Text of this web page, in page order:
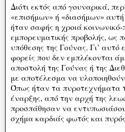
Διότι εκτός από γουναρικά,
«επισήμων» ή «διασήμων»
ήταν σαφής η χροιά κοινωνικό-
εμπορευματικής προβολής, ως
υπόθεσης της Γούνας. Γι’ αυτό
φορείς που δεν εμπλέκονται
αποστολή της Γούνας ή της
με αποτέλεσμα να
Όπως ήταν τα πυροτεχνήματα
έναρξης, από την αρχή της
προσπάθησαν να
σχήμα καρδιάς φωτός και